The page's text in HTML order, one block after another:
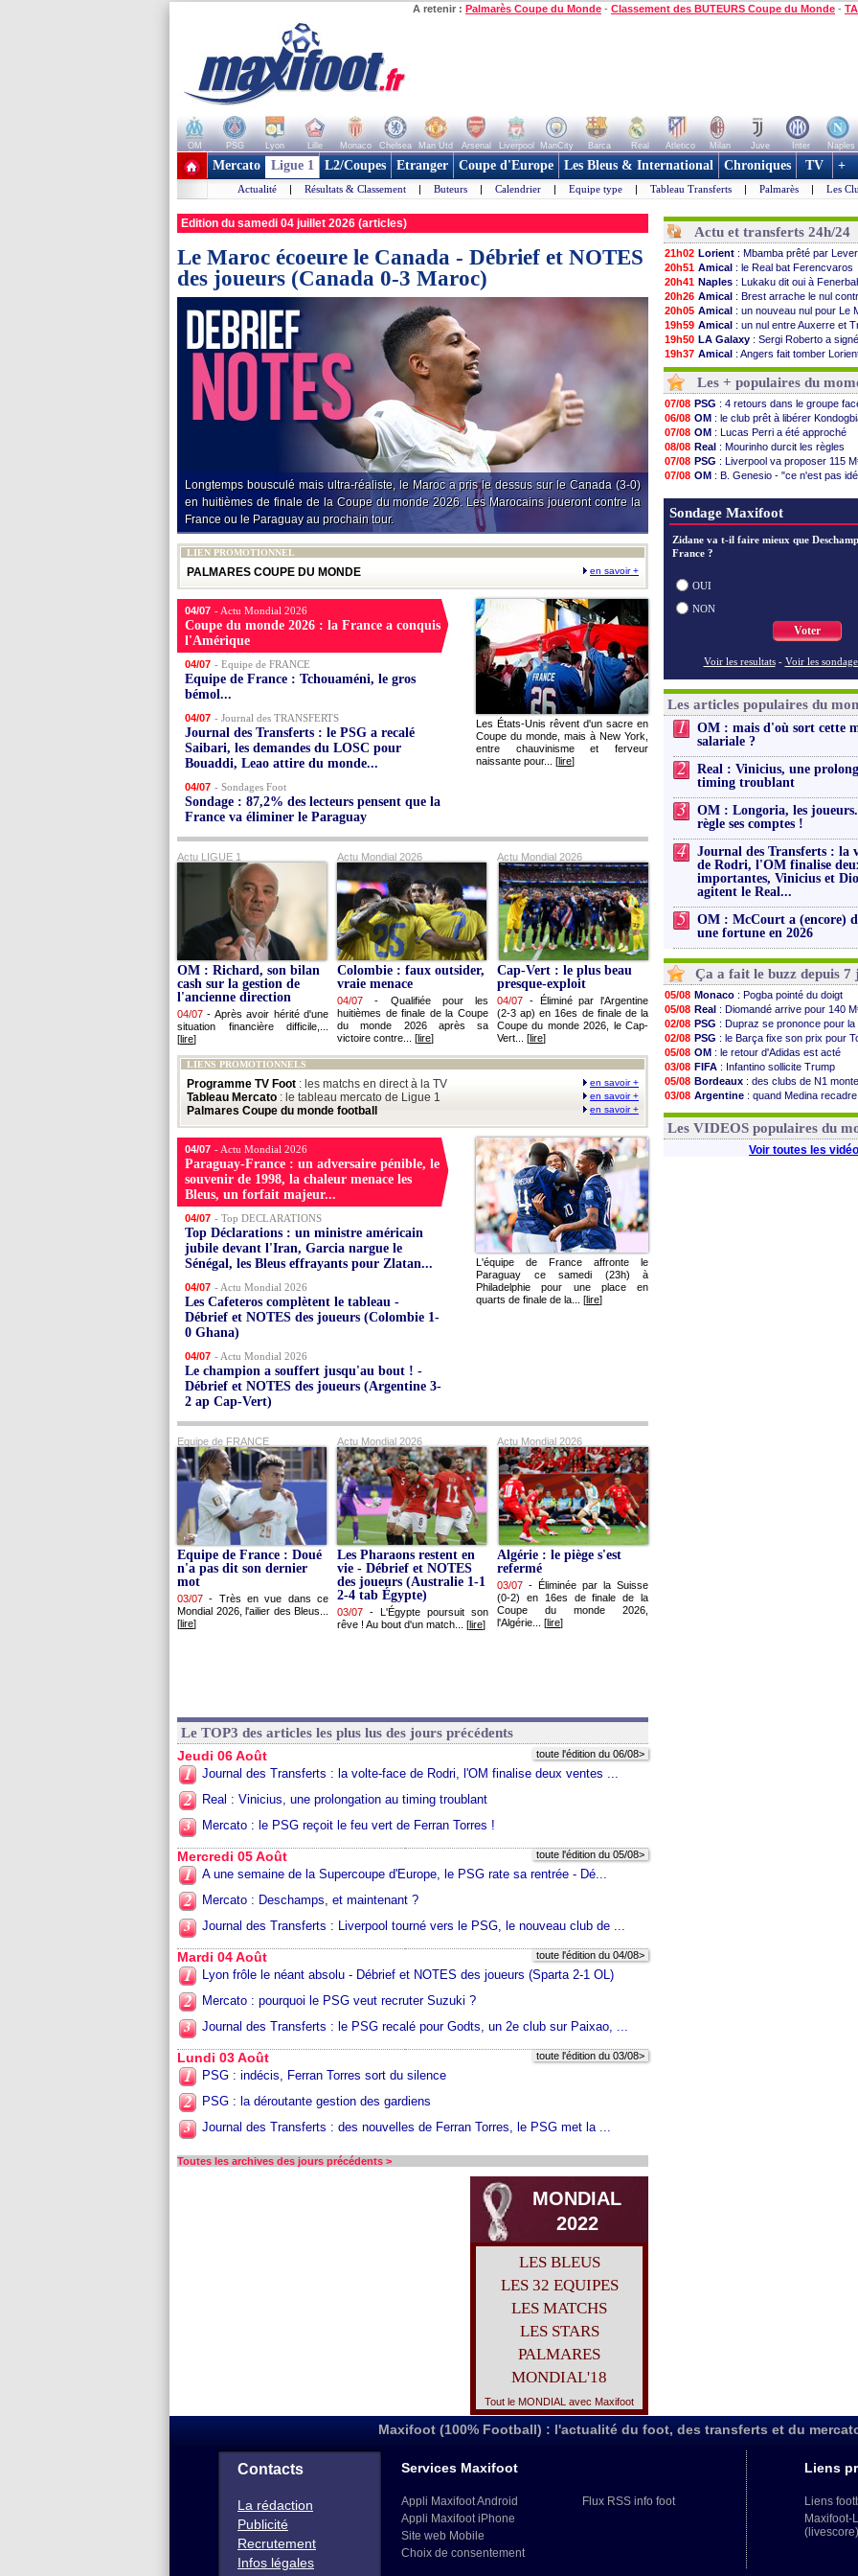
A retenir : Palmarès Coupe du Monde - Classement des BUTEURS Coupe du Monde -
OM PSG Lyon Lille Monaco Chelsea Man Utd Arsenal Liverpool ManCity Barca Real Atletico Milan Juve Inter Naples
+ de clubs
Mercato Ligue 1 L2/Coupes Etranger Coupe d'Europe Les Bleus & International Chroniques TV +
Actualité | Résultats & Classement | Buteurs | Calendrier | Equipe type | Tableau Transferts | Palmarès | Les
Edition du samedi 04 juillet 2026 (articles)
Le Maroc écoeure le Canada - Débrief et NOTES
des joueurs (Canada 0-3 Maroc)
Longtemps bousculé mais ultra-réaliste, le Maroc a pris le dessus sur le Canada (3-0)
en huitièmes de finale de la Coupe du monde 2026. Les Marocains joueront contre la
France ou le Paraguay au prochain tour.
LIEN PROMOTIONNEL
PALMARES COUPE DU MONDE en savoir +
04/07 - Actu Mondial 2026
Coupe du monde 2026 : la France a conquis
l'Amérique
Les États-Unis rêvent d'un sacre en
Coupe du monde, mais à New York,
entre chauvinisme et ferveur
naissante pour... [lire]
04/07 - Equipe de FRANCE
Equipe de France : Tchouaméni, le gros
bémol...
04/07 - Journal des TRANSFERTS
Journal des Transferts : le PSG a recalé
Saibari, les demandes du LOSC pour
Bouaddi, Leao attire du monde...
04/07 - Sondages Foot
Sondage : 87,2% des lecteurs pensent que la
France va éliminer le Paraguay
Actu LIGUE 1 Actu Mondial 2026 Actu Mondial 2026
OM : Richard, son bilan
cash sur la gestion de
l'ancienne direction
04/07 - Après avoir hérité d'une
situation financière difficile,...
[lire]
Colombie : faux outsider,
vraie menace
04/07 - Qualifiée pour les
huitièmes de finale de la Coupe
du monde 2026 après sa
victoire contre... [lire]
Cap-Vert : le plus beau
presque-exploit
04/07 - Éliminé par l'Argentine
(2-3 ap) en 16es de finale de la
Coupe du monde 2026, le Cap-
Vert... [lire]
LIENS PROMOTIONNELS
Programme TV Foot : les matchs en direct à la TV en savoir +
Tableau Mercato : le tableau mercato de Ligue 1 en savoir +
Palmares Coupe du monde football en savoir +
04/07 - Actu Mondial 2026
Paraguay-France : un adversaire pénible, le
souvenir de 1998, la chaleur menace les
Bleus, un forfait majeur...
L'équipe de France affronte le
Paraguay ce samedi (23h) à
Philadelphie pour une place en
quarts de finale de la... [lire]
04/07 - Top DECLARATIONS
Top Déclarations : un ministre américain
jubile devant l'Iran, Garcia nargue le
Sénégal, les Bleus effrayants pour Zlatan...
04/07 - Actu Mondial 2026
Les Cafeteros complètent le tableau -
Débrief et NOTES des joueurs (Colombie 1-
0 Ghana)
04/07 - Actu Mondial 2026
Le champion a souffert jusqu'au bout ! -
Débrief et NOTES des joueurs (Argentine 3-
2 ap Cap-Vert)
Equipe de FRANCE Actu Mondial 2026 Actu Mondial 2026
Equipe de France : Doué
n'a pas dit son dernier
mot
03/07 - Très en vue dans ce
Mondial 2026, l'ailier des Bleus...
[lire]
Les Pharaons restent en
vie - Débrief et NOTES
des joueurs (Australie 1-1
2-4 tab Égypte)
03/07 - L'Égypte poursuit son
rêve ! Au bout d'un match... [lire]
Algérie : le piège s'est
refermé
03/07 - Éliminée par la Suisse
(0-2) en 16es de finale de la
Coupe du monde 2026,
l'Algérie... [lire]
Le TOP3 des articles les plus lus des jours précédents
Jeudi 06 Août
toute l'édition du 06/08>
1 Journal des Transferts : la volte-face de Rodri, l'OM finalise deux ventes ...
2 Real : Vinicius, une prolongation au timing troublant
3 Mercato : le PSG reçoit le feu vert de Ferran Torres !
Mercredi 05 Août toute l'édition du 05/08>
1 A une semaine de la Supercoupe d'Europe, le PSG rate sa rentrée - Dé...
2 Mercato : Deschamps, et maintenant ?
3 Journal des Transferts : Liverpool tourné vers le PSG, le nouveau club de ...
Mardi 04 Août toute l'édition du 04/08>
1 Lyon frôle le néant absolu - Débrief et NOTES des joueurs (Sparta 2-1 OL)
2 Mercato : pourquoi le PSG veut recruter Suzuki ?
3 Journal des Transferts : le PSG recalé pour Godts, un 2e club sur Paixao, ...
Lundi 03 Août toute l'édition du 03/08>
1 PSG : indécis, Ferran Torres sort du silence
2 PSG : la déroutante gestion des gardiens
3 Journal des Transferts : des nouvelles de Ferran Torres, le PSG met la ...
Toutes les archives des jours précédents >
MONDIAL
2022
LES BLEUS
LES 32 EQUIPES
LES MATCHS
LES STARS
PALMARES
MONDIAL'18
Tout le MONDIAL avec Maxifoot
Actu et transferts 24h/24
21h02 Lorient : Mbamba prêté par
20h51 Amical : le Real bat Ferencvaros
20h41 Naples : Lukaku dit oui à
20h26 Amical : Brest arrache le nul
20h05 Amical : un nouveau nul pour Le
19h59 Amical : un nul entre Auxerre et
19h50 LA Galaxy : Sergi Roberto a
19h37 Amical : Angers fait tomber
19h12 Amical: le Paris FC corrigé par
19h03
Amical : Rennes encore battu par
18h52 Amical: Paris SG 1-1 Man Utd
18h41
Barça : De Jong menacé par
18h23
Atletico: Simeone ferme la porte
18h01
Amical: Lens battu par
17h37
Nottingham: O. Diomande arrive
17h25
Amical: Strasbourg s'incline
17h08
Amical: Lille s'impose à
16h55 Lens: Ganiou prolongé jusqu'en
16h31 OM: le PSG, les précisions de
16h11 Amical: Paris SG-Man Utd, les
16h06 Amical : Chelsea corrige l'AC
15h48 Argentine
15h21 Atletico
Les + populaires du
07/08 PSG : 4 retours dans le groupe
06/08 OM : le club prêt à libérer
07/08 OM : Lucas Perri a été approché
08/08 Real : Mourinho durcit les règles
07/08 PSG : Liverpool va proposer 115
07/08 OM : B. Genesio - "ce n'est pas
Sondage Maxifoot
Zidane va t-il faire mieux que
France ?
OUI
NON
Voter
Voir les resultats - Voir les
Les articles populaires du
1
OM : mais d'où sort cette
salariale ?
2
Real : Vinicius, une
timing troublant
3
OM : Longoria, les
règle ses comptes !
4
Journal des Transferts : la
de Rodri, l'OM finalise
importantes, Vinicius et
agitent le Real...
5
OM : McCourt a (encore)
une fortune en 2026
Ça a fait le buzz depuis 7
05/08 Monaco : Pogba pointé du doigt
05/08 Real : Diomandé arrive pour 140
02/08 PSG : Dupraz se prononce pour la
02/08 PSG : le Barça fixe son prix pour
05/08 OM : le retour d'Adidas est acté
03/08 FIFA : Infantino sollicite Trump
05/08 Bordeaux : des clubs de N1
03/08 Argentine : quand Medina
03/08 OM: Paixão attire un 2e club
Les VIDEOS populaires du
Voir toutes les
Maxifoot (100% Football) : l'actualité du foot, des transferts et du
Contacts
La rédaction
Publicité
Recrutement
Infos légales
Services Maxifoot
Appli Maxifoot Android
Appli Maxifoot iPhone
Site web Mobile
Choix de consentement
Flux RSS info foot
Liens
Liens
Maxifoot-
(livescore)